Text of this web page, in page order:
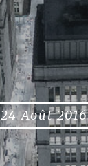
24 Août 2016